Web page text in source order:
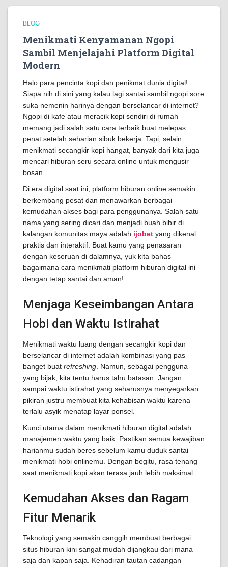
BLOG
Menikmati Kenyamanan Ngopi
Sambil Menjelajahi Platform Digital
Modern
Halo para pencinta kopi dan penikmat dunia digital!
Siapa nih di sini yang kalau lagi santai sambil ngopi sore
suka nemenin harinya dengan berselancar di internet?
Ngopi di kafe atau meracik kopi sendiri di rumah
memang jadi salah satu cara terbaik buat melepas
penat setelah seharian sibuk bekerja. Tapi, selain
menikmati secangkir kopi hangat, banyak dari kita juga
mencari hiburan seru secara online untuk mengusir
bosan.
Di era digital saat ini, platform hiburan online semakin
berkembang pesat dan menawarkan berbagai
kemudahan akses bagi para penggunanya. Salah satu
nama yang sering dicari dan menjadi buah bibir di
kalangan komunitas maya adalah ijobet yang dikenal
praktis dan interaktif. Buat kamu yang penasaran
dengan keseruan di dalamnya, yuk kita bahas
bagaimana cara menikmati platform hiburan digital ini
dengan tetap santai dan aman!
Menjaga Keseimbangan Antara
Hobi dan Waktu Istirahat
Menikmati waktu luang dengan secangkir kopi dan
berselancar di internet adalah kombinasi yang pas
banget buat refreshing . Namun, sebagai pengguna
yang bijak, kita tentu harus tahu batasan. Jangan
sampai waktu istirahat yang seharusnya menyegarkan
pikiran justru membuat kita kehabisan waktu karena
terlalu asyik menatap layar ponsel.
Kunci utama dalam menikmati hiburan digital adalah
manajemen waktu yang baik. Pastikan semua kewajiban
harianmu sudah beres sebelum kamu duduk santai
menikmati hobi onlinemu. Dengan begitu, rasa tenang
saat menikmati kopi akan terasa jauh lebih maksimal.
Kemudahan Akses dan Ragam
Fitur Menarik
Teknologi yang semakin canggih membuat berbagai
situs hiburan kini sangat mudah dijangkau dari mana
saja dan kapan saja. Kehadiran tautan cadangan